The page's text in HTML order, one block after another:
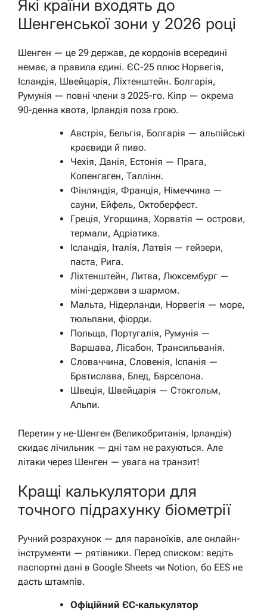
Які країни входять до
Шенгенської зони у 2026 році
Шенген — це 29 держав, де кордонів всередині
немає, а правила єдині. ЄС-25 плюс Норвегія,
Ісландія, Швейцарія, Ліхтенштейн. Болгарія,
Румунія — повні члени з 2025-го. Кіпр — окрема
90-денна квота, Ірландія поза грою.
Австрія, Бельгія, Болгарія — альпійські
краєвиди й пиво.
Чехія, Данія, Естонія — Прага,
Копенгаген, Таллінн.
Фінляндія, Франція, Німеччина —
сауни, Ейфель, Октоберфест.
Греція, Угорщина, Хорватія — острови,
термали, Адріатика.
Ісландія, Італія, Латвія — гейзери,
паста, Рига.
Ліхтенштейн, Литва, Люксембург —
міні-держави з шармом.
Мальта, Нідерланди, Норвегія — море,
тюльпани, фіорди.
Польща, Португалія, Румунія —
Варшава, Лісабон, Трансильванія.
Словаччина, Словенія, Іспанія —
Братислава, Блед, Барселона.
Швеція, Швейцарія — Стокгольм,
Альпи.
Перетин у не-Шенген (Великобританія, Ірландія)
скидає лічильник — дні там не рахуються. Але
літаки через Шенген — увага на транзит!
Кращі калькулятори для
точного підрахунку біометрії
Ручний розрахунок — для параноїків, але онлайн-
інструменти — рятівники. Перед списком: ведіть
паспортні дані в Google Sheets чи Notion, бо EES не
дасть штампів.
Офіційний ЄС-калькулятор